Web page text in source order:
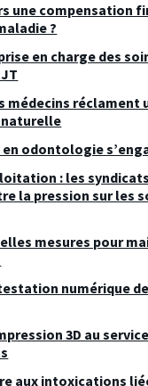
une compensation
?
en charge des
médecins réclament
en odontologie
: les
la pression sur les
mesures pour
numérique
3D au
aux intoxications